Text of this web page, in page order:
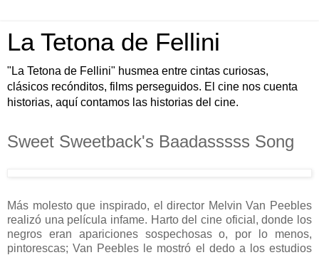
La Tetona de Fellini
"La Tetona de Fellini" husmea entre cintas curiosas,
clásicos recónditos, films perseguidos. El cine nos cuenta
historias, aquí contamos las historias del cine.
Sweet Sweetback's Baadasssss Song
Más molesto que inspirado, el director Melvin Van Peebles
realizó una película infame. Harto del cine oficial, donde los
negros eran apariciones sospechosas o, por lo menos,
pintorescas; Van Peebles le mostró el dedo a los estudios